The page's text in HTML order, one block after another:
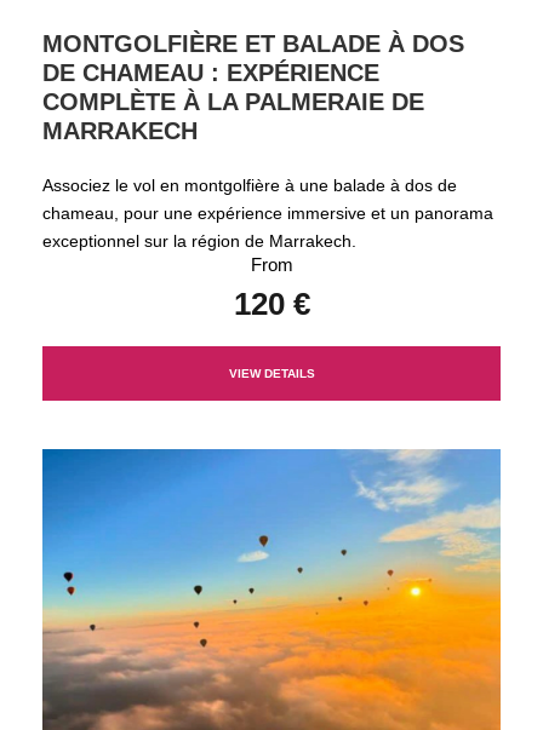
MONTGOLFIÈRE ET BALADE À DOS
DE CHAMEAU : EXPÉRIENCE
COMPLÈTE À LA PALMERAIE DE
MARRAKECH
Associez le vol en montgolfière à une balade à dos de
chameau, pour une expérience immersive et un panorama
exceptionnel sur la région de Marrakech.
From
120 €
VIEW DETAILS